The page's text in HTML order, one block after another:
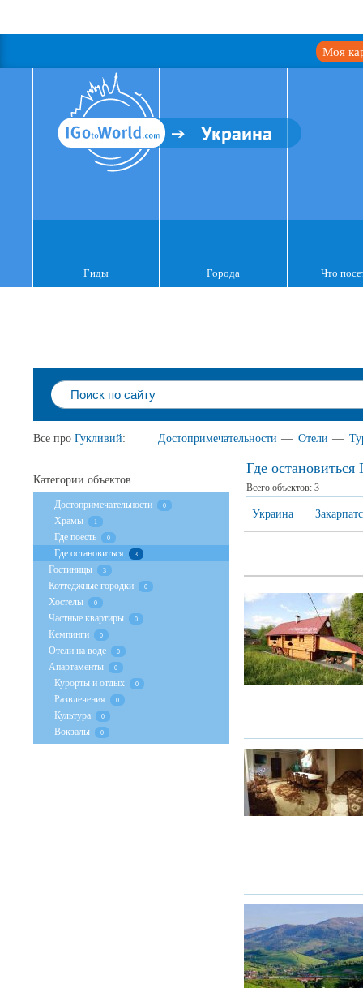
Моя
Украина
Гиды Города Что
Все про Гукливий: Достопримечательности — Отели —
Где остановиться
Всего объектов: 3
Украина
Категории объектов
Достопримечательности 0
Храмы 1
Где поесть 0
Где остановиться 3
Гостиницы 3
Коттеджные городки 0
Хостелы 0
Частные квартиры 0
Кемпинги 0
Отели на воде 0
Апартаменты 0
Курорты и отдых 0
Развлечения 0
Культура 0
Вокзалы 0